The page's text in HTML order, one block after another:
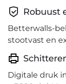
Robuust
Betterwalls-
stootvast en
Digitale druk